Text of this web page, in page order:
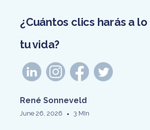
¿Cuántos clics harás a
tu vida?
June 26, 2026 • 3 MIn
René Sonneveld